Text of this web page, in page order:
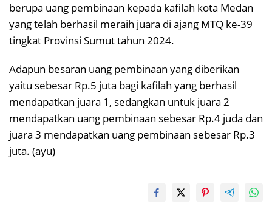
berupa uang pembinaan kepada kafilah kota Medan
yang telah berhasil meraih juara di ajang MTQ ke-39
tingkat Provinsi Sumut tahun 2024.
Adapun besaran uang pembinaan yang diberikan
yaitu sebesar Rp.5 juta bagi kafilah yang berhasil
mendapatkan juara 1, sedangkan untuk juara 2
mendapatkan uang pembinaan sebesar Rp.4 juda dan
juara 3 mendapatkan uang pembinaan sebesar Rp.3
juta. (ayu)